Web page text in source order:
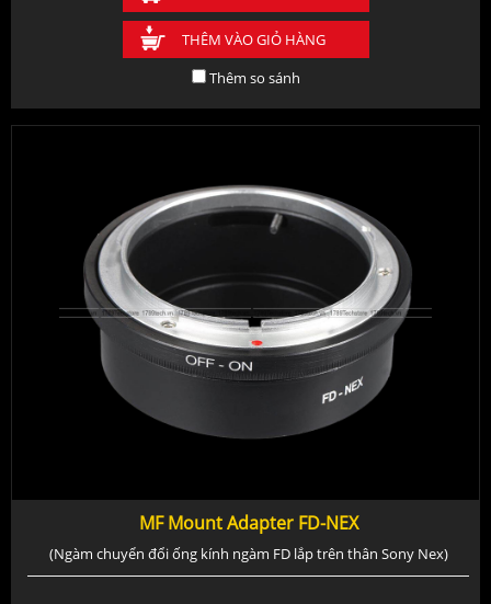
THÊM VÀO GIỎ HÀNG
Thêm so sánh
MF Mount Adapter FD-NEX
(Ngàm chuyển đổi ống kính ngàm FD lắp trên thân Sony Nex)